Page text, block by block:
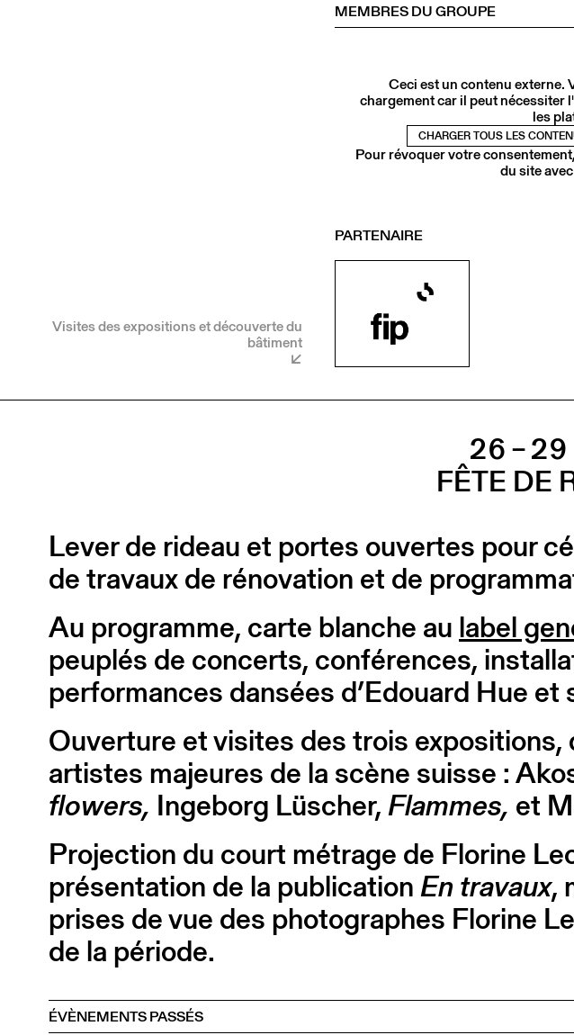
Visites des expositions et découverte du
bâtiment
MEMBRES DU GROUPE
Ceci est un contenu externe.
chargement car il peut nécessiter
les
CHARGER TOUS LES
Pour révoquer votre
du site
PARTENAIRE
26 –
FÊTE DE
Lever de rideau et portes ouvertes pour
de travaux de rénovation et de
Au programme, carte blanche au label
peuplés de concerts, conférences,
performances dansées d’Edouard Hue et
Ouverture et visites des trois
artistes majeures de la scène suisse :
flowers, Ingeborg Lüscher,Flammes, et
Projection du court métrage de Florine
présentation de la publicationEn travaux,
prises de vue des photographes Florine
de la période.
ÉVÈNEMENTS PASSÉS